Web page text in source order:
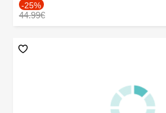
-25%
44.99€